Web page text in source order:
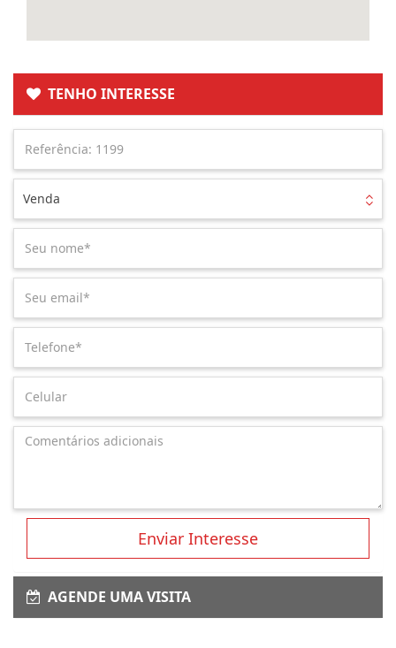
TENHO INTERESSE
Venda
Enviar Interesse
AGENDE UMA VISITA